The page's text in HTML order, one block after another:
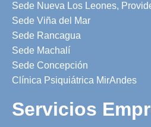
Sede Nueva Los Leones,
Sede Viña del Mar
Sede Rancagua
Sede Machalí
Sede Concepción
Clínica Psiquiátrica MirAndes
Servicios